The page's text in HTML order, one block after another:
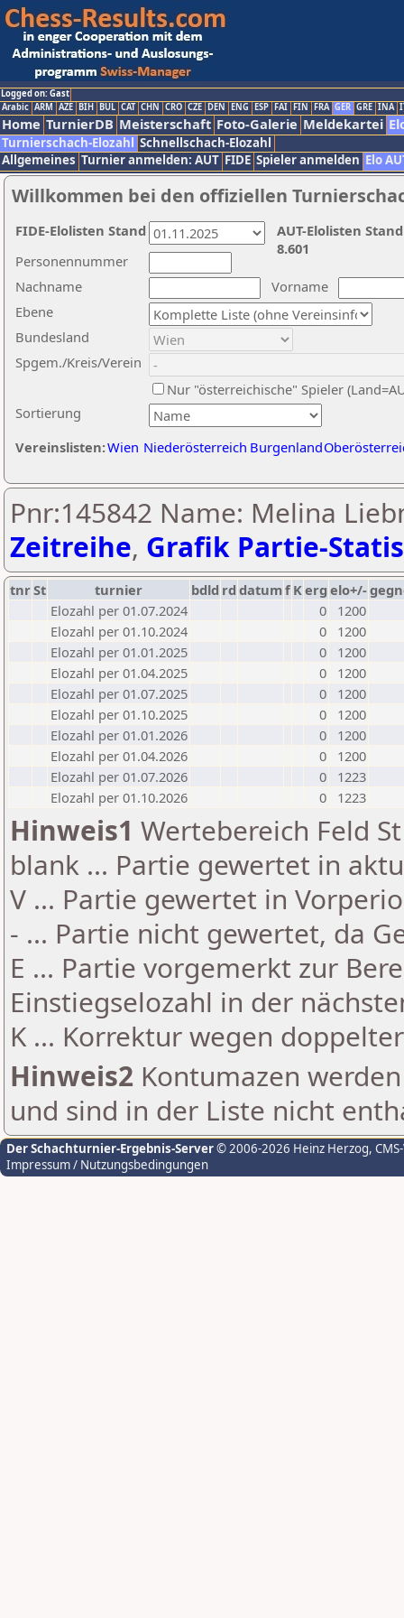
Logged on: Gast
Arabic ARM AZE BIH BUL CAT CHN CRO CZE DEN ENG ESP FAI FIN FRA GER GRE INA
Home TurnierDB Meisterschaft Foto-Galerie Meldekartei
Turnierschach-Elozahl Schnellschach-Elozahl
Allgemeines Turnier anmelden: AUT FIDE Spieler anmelden Elo
Willkommen bei den offiziellen
Nachname
Vorname
Ebene
Sortierung
Personennummer
Bundesland
Spgem./Kreis/Verein
Nur "österreichische" Spieler
Vereinslisten:Wien Niederösterreich Burgenland
AUT-Elolisten
8.601
FIDE-Elolisten Stand
Pnr:145842 Name: Melina
Zeitreihe, Grafik Partie-
tnrSt turnier bdld rd datumf Kerg elo+/-
Elozahl per 01.07.2024
0
1200
Elozahl per 01.10.2024
0
1200
Elozahl per 01.01.2025
0
1200
Elozahl per 01.04.2025
0
1200
Elozahl per 01.07.2025
0
1200
Elozahl per 01.10.2025
0
1200
Elozahl per 01.01.2026
0
1200
Elozahl per 01.04.2026
0
1200
Elozahl per 01.07.2026
0
1223
Elozahl per 01.10.2026
0 1223
Hinweis1 Wertebereich Feld
blank ... Partie gewertet in
V ... Partie gewertet in
- ... Partie nicht gewertet, da
E ... Partie vorgemerkt zur
Einstiegselozahl in der
K ... Korrektur wegen
Hinweis2 Kontumazen
und sind in der Liste nicht
Der Schachturnier-Ergebnis-Server© 2006-2026 Heinz Herzog,
Impressum / Nutzungsbedingungen